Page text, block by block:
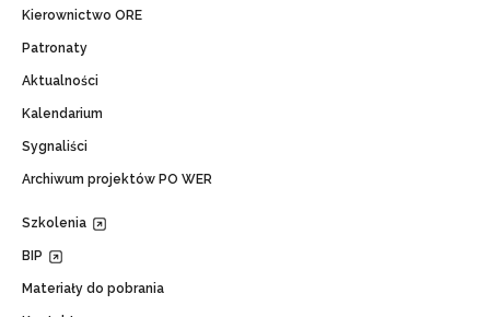
Kierownictwo ORE
Patronaty
Aktualności
Kalendarium
Sygnaliści
Archiwum projektów PO WER
Szkolenia
BIP
Materiały do pobrania